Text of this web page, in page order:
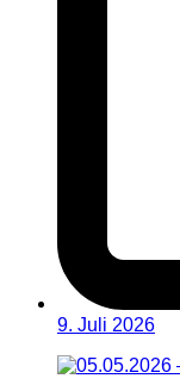
9. Juli 2026